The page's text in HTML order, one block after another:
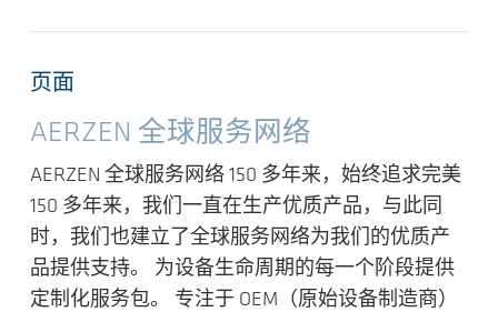
页面
AERZEN 全球服务网络
AERZEN 全球服务网络 150 多年来，始终追求完美
150 多年来，我们一直在生产优质产品，与此同
时，我们也建立了全球服务网络为我们的优质产
品提供支持。 为设备生命周期的每一个阶段提供
定制化服务包。 专注于 OEM（原始设备制造商）